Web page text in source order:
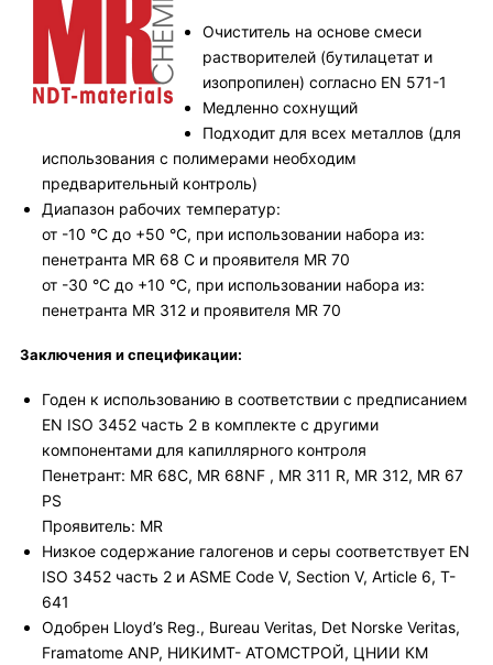
Очиститель на основе смеси
растворителей (бутилацетат и
изопропилен) согласно EN 571-1
Медленно сохнущий
Подходит для всех металлов (для
использования с полимерами необходим
предварительный контроль)
Диапазон рабочих температур:
от -10 °C до +50 °C, при использовании набора из:
пенетранта MR 68 C и проявителя MR 70
от -30 °C до +10 °C, при использовании набора из:
пенетранта MR 312 и проявителя MR 70
Заключения и спецификации:
Годен к использованию в соответствии с предписанием
EN ISO 3452 часть 2 в комплекте с другими
компонентами для капиллярного контроля
Пенетрант: MR 68С, MR 68NF , MR 311 R, MR 312, MR 67
PS
Проявитель: MR
Низкое содержание галогенов и серы соответствует EN
ISO 3452 часть 2 и ASME Code V, Section V, Article 6, T-
641
Одобрен Lloyd’s Reg., Bureau Veritas, Det Norske Veritas,
Framatome ANP, НИКИМТ- АТОМСТРОЙ, ЦНИИ КМ